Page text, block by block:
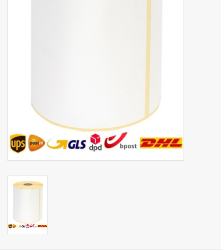
Cadeaux d'entreprise
Machines à café
Les batteries